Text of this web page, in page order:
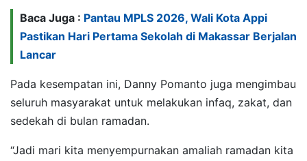
Baca Juga : Pantau MPLS 2026, Wali Kota Appi
Pastikan Hari Pertama Sekolah di Makassar Berjalan
Lancar
Pada kesempatan ini, Danny Pomanto juga mengimbau
seluruh masyarakat untuk melakukan infaq, zakat, dan
sedekah di bulan ramadan.
“Jadi mari kita menyempurnakan amaliah ramadan kita